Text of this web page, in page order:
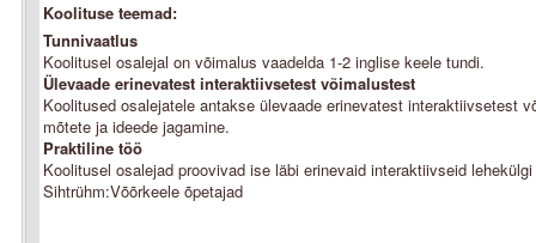
Koolituse teemad:
Tunnivaatlus
Koolitusel osalejal on võimalus vaadelda 1-2 inglise keele tundi.
Ülevaade erinevatest interaktiivsetest võimalustest
Koolitused osalejatele antakse ülevaade erinevatest interaktiivsetest
mõtete ja ideede jagamine.
Praktiline töö
Koolitusel osalejad proovivad ise läbi erinevaid interaktiivseid
Sihtrühm:Võõrkeele õpetajad